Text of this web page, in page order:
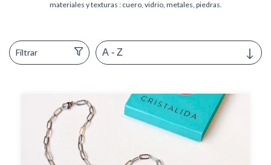
materiales y texturas : cuero, vidrio, metales, piedras.
Filtrar